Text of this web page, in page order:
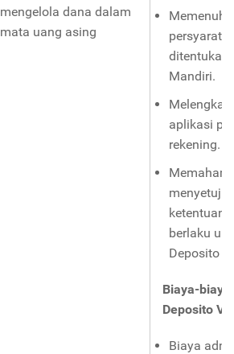
mengelola dana dalam
mata uang asing
Memenuhi
ditentukan
Mandiri.
aplikasi
rekening.
ketentuan
berlaku
Deposito
Biaya-
Deposito
Biaya